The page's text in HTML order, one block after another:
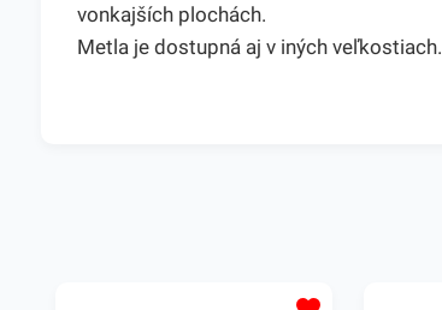
vonkajších plochách.
Metla je dostupná aj v iných veľkostiach.